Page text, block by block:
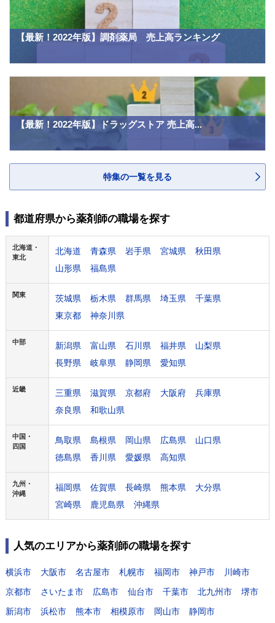
【最新！2022年版】調剤薬局 売上高ランキング
【最新！2022年版】ドラッグストア 売上高...
特集の一覧を見る
都道府県から薬剤師の職場を探す
北海道・
東北
北海道 青森県 岩手県 宮城県
秋田県
山形県
福島県
関東 茨城県 栃木県 群馬県 埼玉県
千葉県
東京都
神奈川県
中部 新潟県 富山県 石川県 福井県
山梨県
長野県
岐阜県 静岡県 愛知県
近畿 三重県 滋賀県 京都府 大阪府
兵庫県
奈良県
和歌山県
中国・
四国
鳥取県 島根県 岡山県 広島県
山口県
徳島県
香川県 愛媛県 高知県
九州・
沖縄
福岡県 佐賀県 長崎県 熊本県
大分県
宮崎県
鹿児島県 沖縄県
人気のエリアから薬剤師の職場を探す
横浜市 大阪市 名古屋市 札幌市 福岡市 神戸市
川崎市
京都市
さいたま市 広島市 仙台市 千葉市 北九州市
堺市
新潟市
浜松市 熊本市 相模原市 岡山市 静岡市